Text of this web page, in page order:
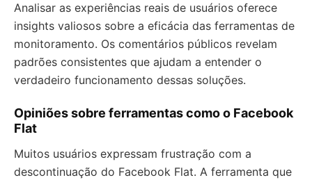
Analisar as experiências reais de usuários oferece
insights valiosos sobre a eficácia das ferramentas de
monitoramento. Os comentários públicos revelam
padrões consistentes que ajudam a entender o
verdadeiro funcionamento dessas soluções.
Opiniões sobre ferramentas como o Facebook
Flat
Muitos usuários expressam frustração com a
descontinuação do Facebook Flat. A ferramenta que